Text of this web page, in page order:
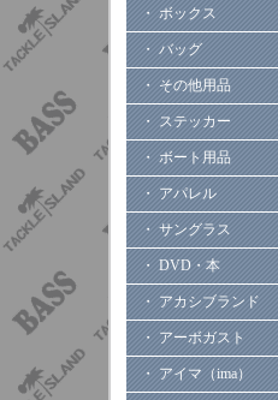
・ ボックス
・ バッグ
・ その他用品
・ ステッカー
・ ボート用品
・ アパレル
・ サングラス
・ DVD・本
・ アカシブランド
・ アーボガスト
・ アイマ（ima）